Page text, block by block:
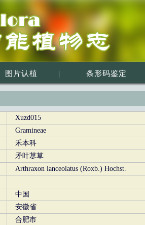
图片认植 | 条形码鉴定
Xuzd015
Gramineae
禾本科
矛叶荩草
Arthraxon lanceolatus (Roxb.) Hochst.
中国
安徽省
合肥市